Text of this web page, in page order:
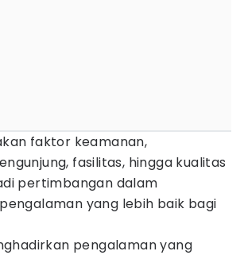
faktor keamanan,
fasilitas, hingga kualitas
pertimbangan dalam
yang lebih baik bagi
pengalaman yang